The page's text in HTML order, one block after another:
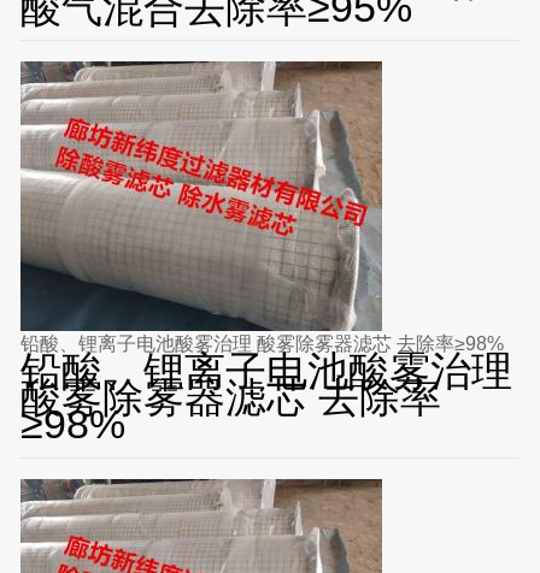
铅酸、锂离子电池酸雾治理 酸雾除雾器滤芯 去除率≥98%
铅酸、锂离子电池酸雾治理
酸雾除雾器滤芯 去除率
≥98%